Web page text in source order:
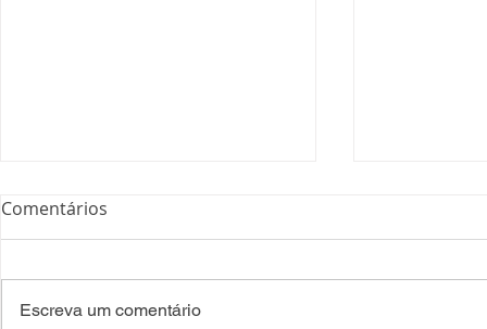
Comentários
Escreva um comentário